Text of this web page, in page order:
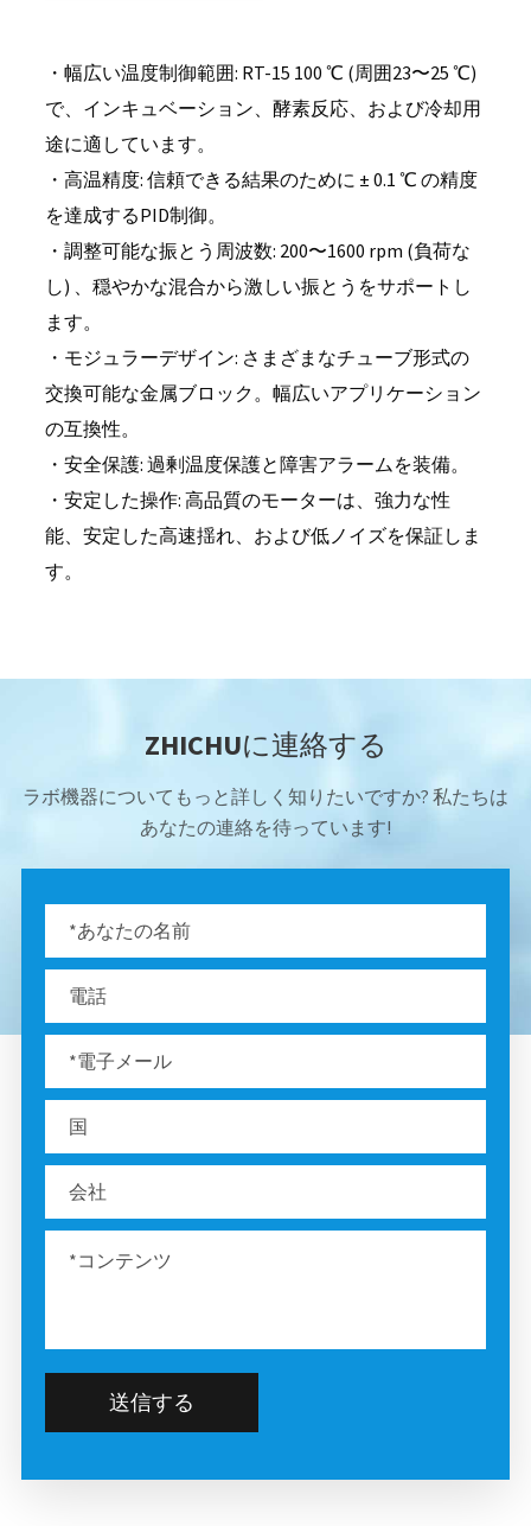
・幅広い温度制御範囲: RT-15 100 ℃ (周囲23〜25 ℃)
で、インキュベーション、酵素反応、および冷却用
途に適しています。
・高温精度: 信頼できる結果のために ± 0.1 ℃ の精度
を達成するPID制御。
・調整可能な振とう周波数: 200〜1600 rpm (負荷な
し) 、穏やかな混合から激しい振とうをサポートし
ます。
・モジュラーデザイン: さまざまなチューブ形式の
交換可能な金属ブロック。幅広いアプリケーション
の互換性。
・安全保護: 過剰温度保護と障害アラームを装備。
・安定した操作: 高品質のモーターは、強力な性
能、安定した高速揺れ、および低ノイズを保証しま
す。
ZHICHUに連絡する
ラボ機器についてもっと詳しく知りたいですか? 私たちは
あなたの連絡を待っています!
送信する